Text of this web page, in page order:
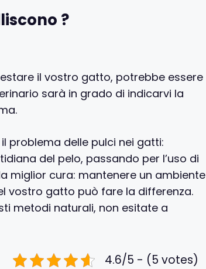
?
il vostro gatto, potrebbe essere
sarà in grado di indicarvi la
problema delle pulci nei gatti:
del pelo, passando per l’uso di
miglior cura: mantenere un ambiente
vostro gatto può fare la differenza.
metodi naturali, non esitate a
4.6/5 - (5 votes)